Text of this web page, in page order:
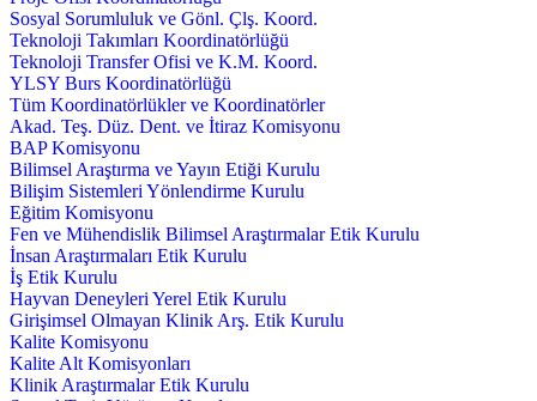
Sosyal Sorumluluk ve Gönl. Çlş. Koord.
Teknoloji Takımları Koordinatörlüğü
Teknoloji Transfer Ofisi ve K.M. Koord.
YLSY Burs Koordinatörlüğü
Tüm Koordinatörlükler ve Koordinatörler
Akad. Teş. Düz. Dent. ve İtiraz Komisyonu
BAP Komisyonu
Bilimsel Araştırma ve Yayın Etiği Kurulu
Bilişim Sistemleri Yönlendirme Kurulu
Eğitim Komisyonu
Fen ve Mühendislik Bilimsel Araştırmalar Etik Kurulu
İnsan Araştırmaları Etik Kurulu
İş Etik Kurulu
Hayvan Deneyleri Yerel Etik Kurulu
Girişimsel Olmayan Klinik Arş. Etik Kurulu
Kalite Komisyonu
Kalite Alt Komisyonları
Klinik Araştırmalar Etik Kurulu